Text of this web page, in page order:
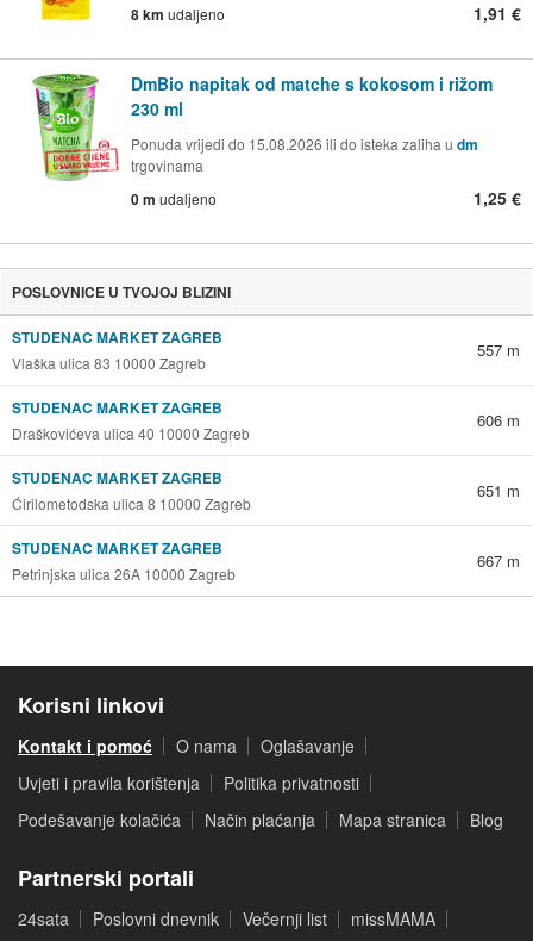
8 km udaljeno 1,91 €
DmBio napitak od matche s kokosom i rižom
230 ml
Ponuda vrijedi do 15.08.2026 ili do isteka zaliha u dm
trgovinama
0 m udaljeno 1,25 €
POSLOVNICE U TVOJOJ BLIZINI
STUDENAC MARKET ZAGREB
Vlaška ulica 83 10000 Zagreb
557 m
STUDENAC MARKET ZAGREB
Draškovićeva ulica 40 10000 Zagreb
606 m
STUDENAC MARKET ZAGREB
Ćirilometodska ulica 8 10000 Zagreb
651 m
STUDENAC MARKET ZAGREB
Petrinjska ulica 26A 10000 Zagreb
667 m
Korisni linkovi
Kontakt i pomoć O nama
Oglašavanje
Uvjeti i pravila korištenja
Politika privatnosti
Podešavanje kolačića
Način plaćanja Mapa stranica Blog
Partnerski portali
24sata Poslovni dnevnik Večernji list
missMAMA